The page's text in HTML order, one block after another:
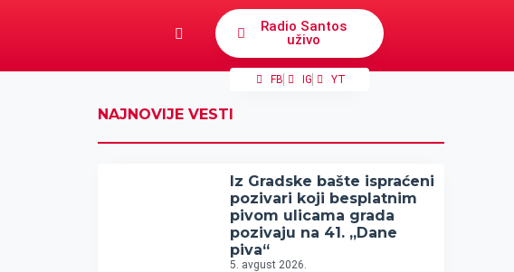
Radio Santos
uživo
FB IG YT
NAJNOVIJE VESTI
Iz Gradske bašte ispraćeni
pozivari koji besplatnim
pivom ulicama grada
pozivaju na 41. „Dane
piva“
5. avgust 2026.